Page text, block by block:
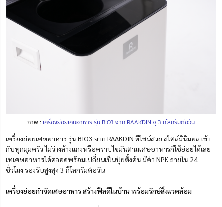
ภาพ : เครื่องย่อยเศษอาหาร รุ่น BIO3 จาก RAAKDIN จุ 3 กิโลกรัมต่อวัน
เครื่องย่อยเศษอาหาร รุ่น BIO3 จาก RAAKDIN ดีไซน์สวย สไตล์มินิมอล เข้า
กับทุกมุมครัว ไม่ว่างล้างแกงหรือคราบไขมันตามเศษอาหารก็ใช้ย่อยได้เลย
เทเศษอาหารได้ตลอดพร้อมเปลี่ยนเป็นปุ๋ยตั้งต้น มีค่า NPK ภายใน 24
ชั่วโมง รองรับสูงสุด 3 กิโลกรัมต่อวัน
เครื่องย่อยกำจัดเศษอาหาร สร้างฟีลดีในบ้าน พร้อมรักษ์สิ่งแวดล้อม